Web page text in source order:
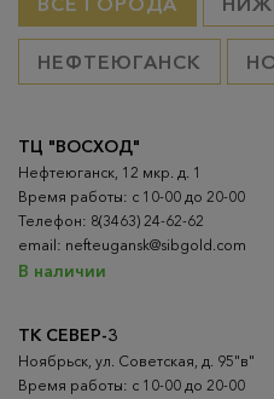
НЕФТЕЮГАНСК
ТК СЕВЕР-3
Ноябрьск, ул. Советская, д. 95"в"
Время работы: с 10-00 до 20-00
ТЦ "ВОСХОД"
Нефтеюганск, 12 мкр. д. 1
Время работы: с 10-00 до 20-00
Телефон: 8(3463) 24-62-62
email: nefteugansk@sibgold.com
В наличии